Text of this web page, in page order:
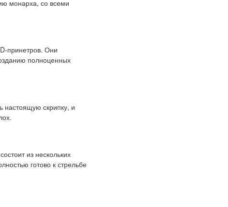
монарха, со всеми
принетров. Они
полноценных
настоящую скрипку, и
из нескольких
готово к стрельбе